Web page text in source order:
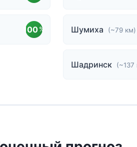
100 % Шумиха (~79 км)
Шадринск (~137